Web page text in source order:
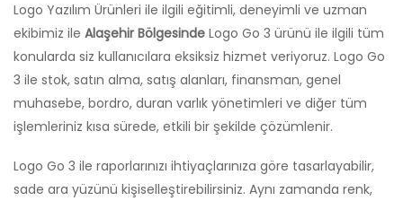
Logo Yazılım Ürünleri ile ilgili eğitimli, deneyimli ve uzman
ekibimiz ile Alaşehir Bölgesinde Logo Go 3 ürünü ile ilgili tüm
konularda siz kullanıcılara eksiksiz hizmet veriyoruz. Logo Go
3 ile stok, satın alma, satış alanları, finansman, genel
muhasebe, bordro, duran varlık yönetimleri ve diğer tüm
işlemleriniz kısa sürede, etkili bir şekilde çözümlenir.
Logo Go 3 ile raporlarınızı ihtiyaçlarınıza göre tasarlayabilir,
sade ara yüzünü kişiselleştirebilirsiniz. Aynı zamanda renk,